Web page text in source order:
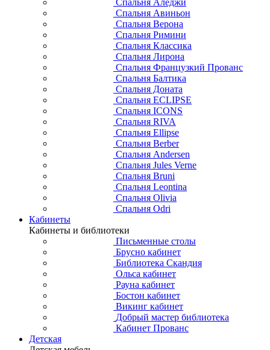
Спальня Авиньон
Спальня Верона
Спальня Римини
Спальня Классика
Спальня Лирона
Спальня Французкий Прованс
Спальня Балтика
Спальня Доната
Спальня ECLIPSE
Спальня ICONS
Спальня RIVA
Спальня Ellipse
Спальня Berber
Спальня Andersen
Спальня Jules Verne
Спальня Bruni
Спальня Leontina
Спальня Olivia
Спальня Odri
Кабинеты
Кабинеты и библиотеки
Письменные столы
Брусно кабинет
Библиотека Скандия
Ольса кабинет
Рауна кабинет
Бостон кабинет
Викинг кабинет
Добрый мастер библиотека
Кабинет Прованс
Детская